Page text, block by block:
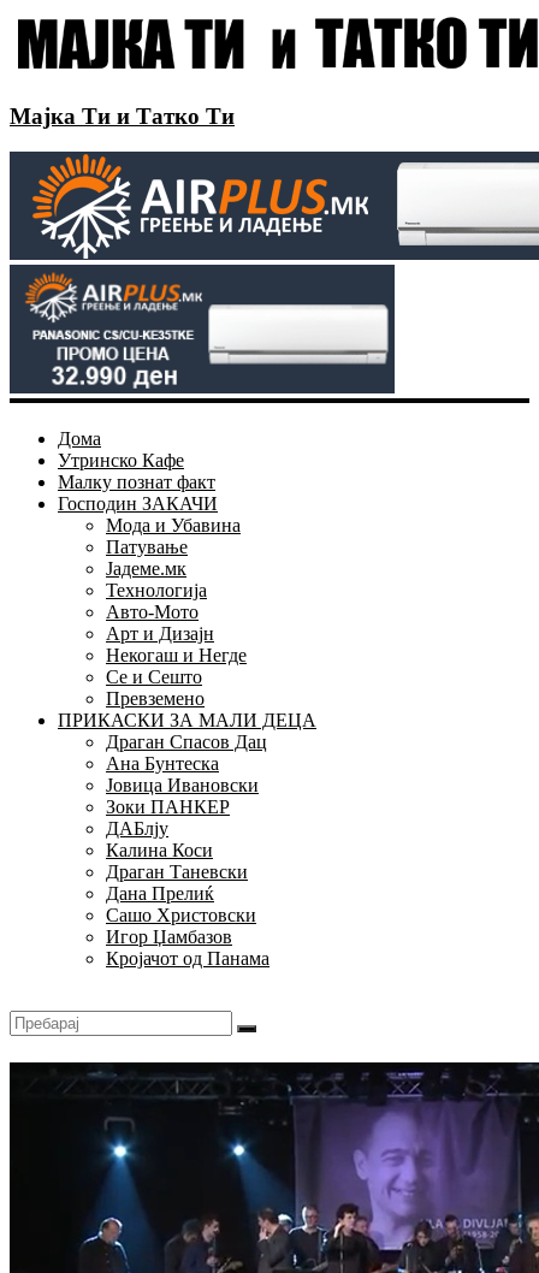
Мајка Ти и Татко Ти
Дома
Утринско Кафе
Малку познат факт
Господин ЗАКАЧИ
Мода и Убавина
Патување
Јадеме.мк
Технологија
Авто-Мото
Арт и Дизајн
Некогаш и Негде
Се и Сешто
Превземено
ПРИКАСКИ ЗА МАЛИ ДЕЦА
Драган Спасов Дац
Ана Бунтеска
Јовица Ивановски
Зоки ПАНКЕР
ДАБлју
Калина Коси
Драган Таневски
Дана Прелиќ
Сашо Христовски
Игор Џамбазов
Кројачот од Панама